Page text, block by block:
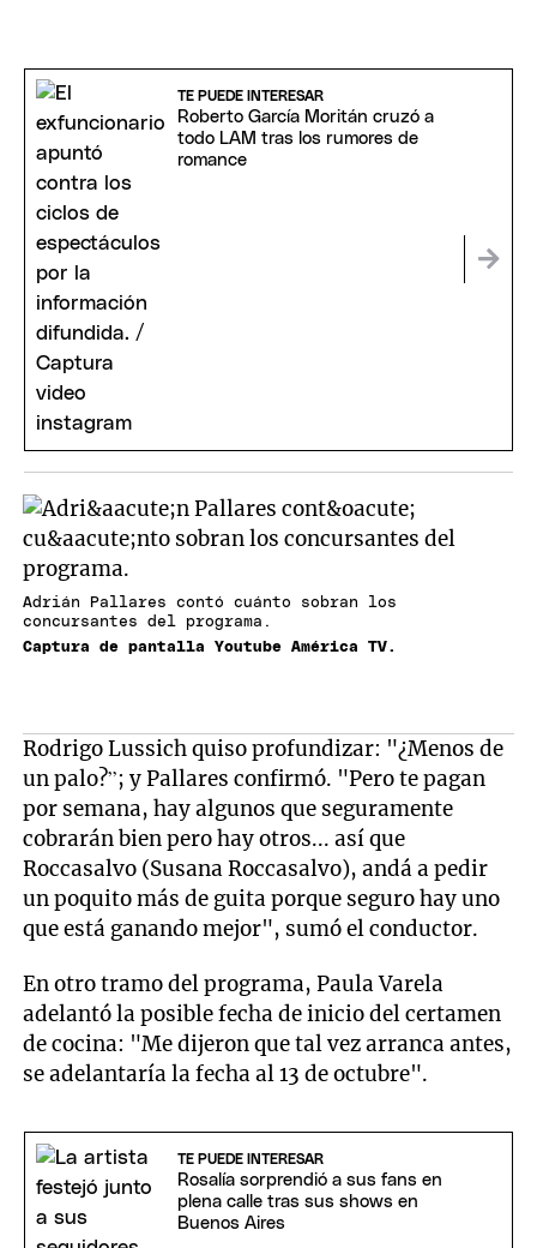
TE PUEDE INTERESAR
Roberto García Moritán cruzó a
todo LAM tras los rumores de
romance
Adrián Pallares contó cuánto sobran los
concursantes del programa.
Captura de pantalla Youtube América TV.
Rodrigo Lussich quiso profundizar: "¿Menos de
un palo?”; y Pallares confirmó. "Pero te pagan
por semana, hay algunos que seguramente
cobrarán bien pero hay otros... así que
Roccasalvo (Susana Roccasalvo), andá a pedir
un poquito más de guita porque seguro hay uno
que está ganando mejor", sumó el conductor.
En otro tramo del programa, Paula Varela
adelantó la posible fecha de inicio del certamen
de cocina: "Me dijeron que tal vez arranca antes,
se adelantaría la fecha al 13 de octubre".
TE PUEDE INTERESAR
Rosalía sorprendió a sus fans en
plena calle tras sus shows en
Buenos Aires